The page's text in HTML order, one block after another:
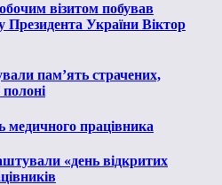
візитом побував
Президента України Віктор
пам’ять страчених,
медичного працівника
«день відкритих